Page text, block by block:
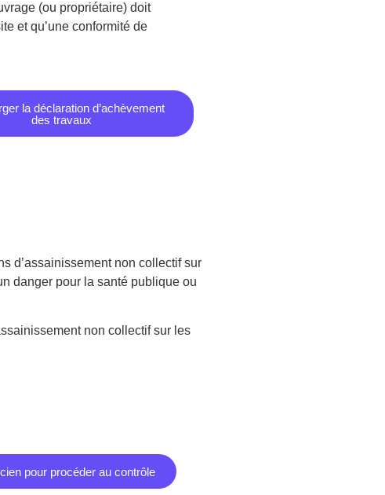
(ou propriétaire) doit
et qu’une conformité de
la déclaration d’achèvement
des travaux
d’assainissement non collectif sur
danger pour la santé publique ou
non collectif sur les
pour procéder au contrôle